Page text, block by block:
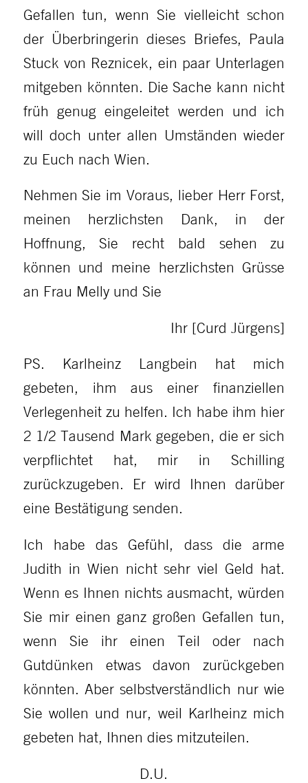
Gefallen tun, wenn Sie vielleicht schon
der Überbringerin dieses Briefes, Paula
Stuck von Reznicek, ein paar Unterlagen
mitgeben könnten. Die Sache kann nicht
früh genug eingeleitet werden und ich
will doch unter allen Umständen wieder
zu Euch nach Wien.
Nehmen Sie im Voraus, lieber Herr Forst,
meinen herzlichsten Dank, in der
Hoffnung, Sie recht bald sehen zu
können und meine herzlichsten Grüsse
an Frau Melly und Sie
Ihr [Curd Jürgens]
PS. Karlheinz Langbein hat mich
gebeten, ihm aus einer finanziellen
Verlegenheit zu helfen. Ich habe ihm hier
2 1/2 Tausend Mark gegeben, die er sich
verpflichtet hat, mir in Schilling
zurückzugeben. Er wird Ihnen darüber
eine Bestätigung senden.
Ich habe das Gefühl, dass die arme
Judith in Wien nicht sehr viel Geld hat.
Wenn es Ihnen nichts ausmacht, würden
Sie mir einen ganz großen Gefallen tun,
wenn Sie ihr einen Teil oder nach
Gutdünken etwas davon zurückgeben
könnten. Aber selbstverständlich nur wie
Sie wollen und nur, weil Karlheinz mich
gebeten hat, Ihnen dies mitzuteilen.
D.U.